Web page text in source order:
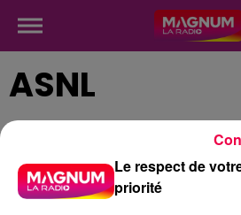
ASNL
Le respect de
priorité